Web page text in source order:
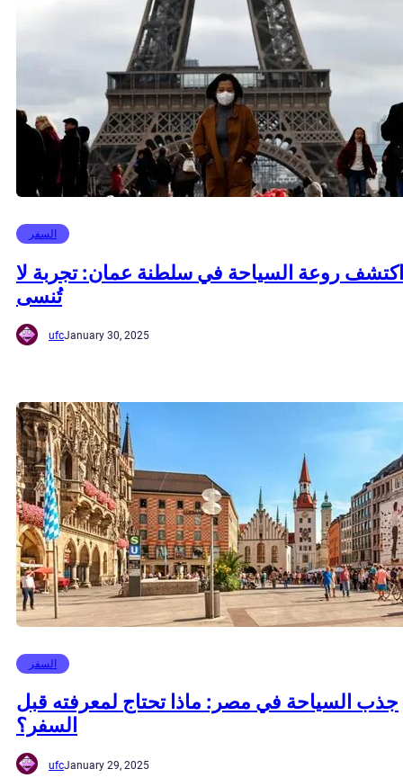
السفر
اكتشف روعة السياحة في سلطنة عمان: تجربة لا
تُنسى
ufcJanuary 30, 2025
السفر
جذب السياحة في مصر: ماذا تحتاج لمعرفته قبل
السفر؟
ufcJanuary 29, 2025